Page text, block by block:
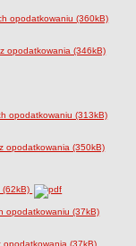
opodatkowaniu (360kB)
opodatkowania (346kB)
opodatkowaniu (313kB)
opodatkowania (350kB)
(62kB)
opodatkowaniu (37kB)
opodatkowania (37kB)